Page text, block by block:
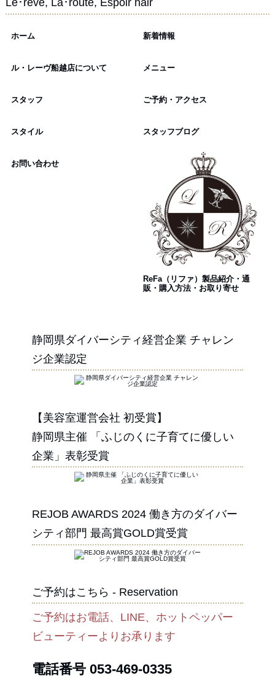
Le･reve, La･route, Espoir hair
ホーム 新着情報
ル・レーヴ船越店について メニュー
スタッフ ご予約・アクセス
スタイル スタッフブログ
お問い合わせ
ReFa（リファ）製品紹介・通
販・購入方法・お取り寄せ
静岡県ダイバーシティ経営企業 チャレン
ジ企業認定
【美容室運営会社 初受賞】
静岡県主催 「ふじのくに子育てに優しい
企業」表彰受賞
REJOB AWARDS 2024 働き方のダイバー
シティ部門 最高賞GOLD賞受賞
ご予約はこちら - Reservation
ご予約はお電話、LINE、ホットペッパー
ビューティーよりお承ります
電話番号 053-469-0335